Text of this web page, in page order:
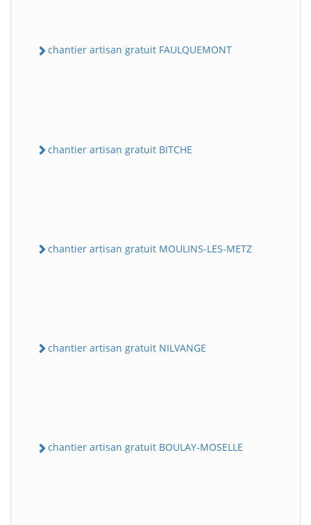
chantier artisan gratuit FAULQUEMONT
chantier artisan gratuit BITCHE
chantier artisan gratuit MOULINS-LES-METZ
chantier artisan gratuit NILVANGE
chantier artisan gratuit BOULAY-MOSELLE